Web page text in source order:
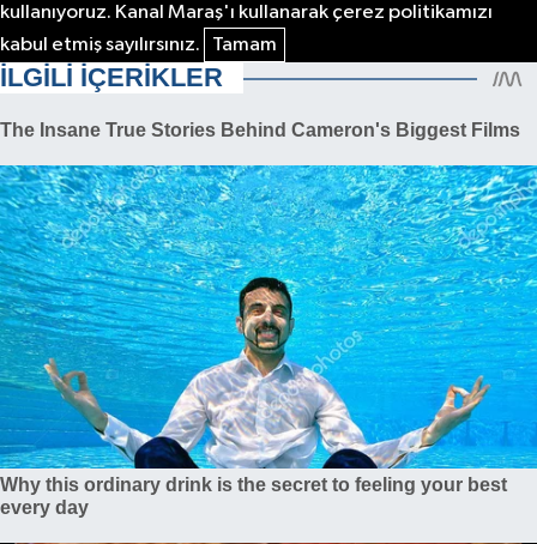
kullanıyoruz. Kanal Maraş'ı kullanarak çerez politikamızı
kabul etmiş sayılırsınız.
Tamam